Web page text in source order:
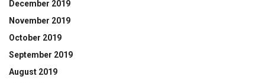
December 2019
November 2019
October 2019
September 2019
August 2019